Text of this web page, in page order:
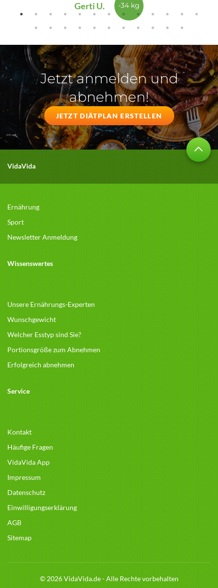
Gerti U. -34 kg
Jetzt anmelden und
abnehmen!
JETZT DIÄTPLAN ERSTELLEN
VidaVida
Ernährung
Sport
Newsletter Anmeldung
Wissenswertes
Unsere Ernährungs-Experten
Wunschgewicht
Welcher Esstyp sind Sie?
Portionsgröße zum Abnehmen
Erfolgreich abnehmen
Service
Kontakt
Häufige Fragen
VidaVida App
Impressum
Datenschutz
Einwilligungserklärung
AGB
Sitemap
© 2026 VidaVida.de - Alle Rechte vorbehalten